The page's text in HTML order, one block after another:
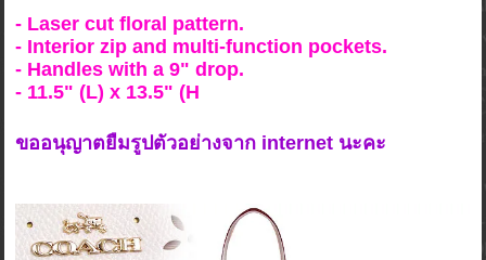
- Laser cut floral pattern.
- Interior zip and multi-function pockets.
- Handles with a 9" drop.
- 11.5" (L) x 13.5" (H
ขออนุญาตยืมรูปตัวอย่างจาก internet นะคะ